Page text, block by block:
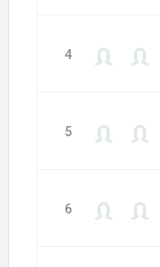
4
5
6